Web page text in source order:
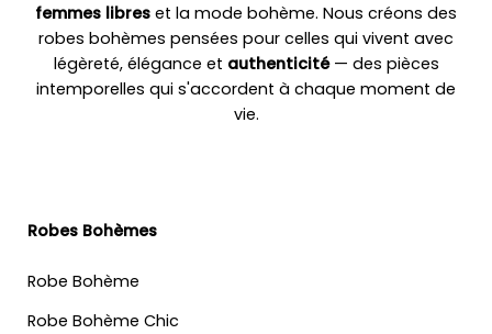
femmes libres et la mode bohème. Nous créons des
robes bohèmes pensées pour celles qui vivent avec
légèreté, élégance et authenticité— des pièces
intemporelles qui s'accordent à chaque moment de
vie.
Robes Bohèmes
Robe Bohème
Robe Bohème Chic